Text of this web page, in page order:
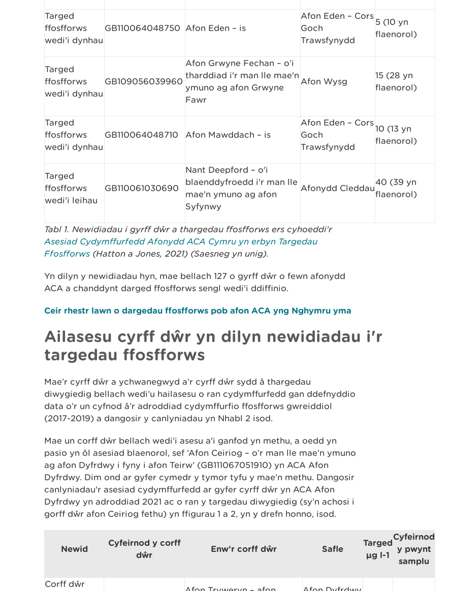
Targed
ffosfforws
wedi'i dynhau
GB110064048750 Afon Eden – is
Afon Eden – Cors
Goch
Trawsfynydd
5 (10 yn
flaenorol)
Targed
ffosfforws
wedi'i dynhau
GB109056039960
Afon Grwyne Fechan – o’i
tharddiad i'r man lle mae'n
ymuno ag afon Grwyne
Fawr
Afon Wysg
15 (28 yn
flaenorol)
Targed
ffosfforws
wedi'i dynhau
GB110064048710 Afon Mawddach – is
Afon Eden – Cors
Goch
Trawsfynydd
10 (13 yn
flaenorol)
Targed
ffosfforws
wedi'i leihau
GB110061030690
Nant Deepford – o'i
blaenddyfroedd i'r man lle
mae'n ymuno ag afon
Syfynwy
Afonydd Cleddau
40 (39 yn
flaenorol)
Tabl 1. Newidiadau i gyrff dŵr a thargedau ffosfforws ers cyhoeddi'r
Asesiad Cydymffurfedd Afonydd ACA Cymru yn erbyn Targedau
Ffosfforws (Hatton a Jones, 2021) (Saesneg yn unig).
Yn dilyn y newidiadau hyn, mae bellach 127 o gyrff dŵr o fewn afonydd
ACA a chanddynt darged ffosfforws sengl wedi'i ddiffinio.
Ceir rhestr lawn o dargedau ffosfforws pob afon ACA yng Nghymru yma
Ailasesu cyrff dŵr yn dilyn newidiadau i'r
targedau ffosfforws
Mae’r cyrff dŵr a ychwanegwyd a’r cyrff dŵr sydd â thargedau
diwygiedig bellach wedi’u hailasesu o ran cydymffurfedd gan ddefnyddio
data o’r un cyfnod â’r adroddiad cydymffurfio ffosfforws gwreiddiol
(2017-2019) a dangosir y canlyniadau yn Nhabl 2 isod.
Mae un corff dŵr bellach wedi'i asesu a'i ganfod yn methu, a oedd yn
pasio yn ôl asesiad blaenorol, sef ‘Afon Ceiriog – o’r man lle mae’n ymuno
ag afon Dyfrdwy i fyny i afon Teirw’ (GB111067051910) yn ACA Afon
Dyfrdwy. Dim ond ar gyfer cymedr y tymor tyfu y mae'n methu. Dangosir
canlyniadau'r asesiad cydymffurfedd ar gyfer cyrff dŵr yn ACA Afon
Dyfrdwy yn adroddiad 2021 ac o ran y targedau diwygiedig (sy’n achosi i
gorff dŵr afon Ceiriog fethu) yn ffigurau 1 a 2, yn y drefn honno, isod.
Newid
Cyfeirnod y corff
dŵr
Enw’r corff dŵr Safle
Targed
µg l-1
Cyfeirnod
y pwynt
samplu
Corff dŵr